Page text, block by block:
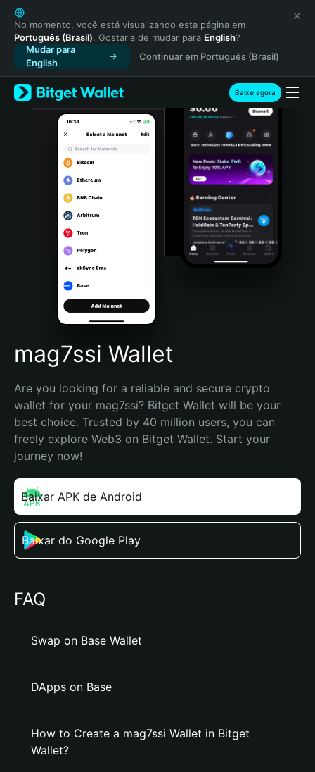
English
日本語
Tiếng Việt
Русский
Español (Latinoamérica)
Türkçe
Italiano
Português (Portugal)
Bahasa Indonesia
Português (Brasil)
Español (Argentina)
No momento, você está visualizando esta página em
Português (Brasil). Gostaria de mudar para English?
Mudar para
English
Continuar em Português (Brasil)
Baixe agora
mag7ssi Wallet
Are you looking for a reliable and secure crypto
wallet for your mag7ssi? Bitget Wallet will be your
best choice. Trusted by 40 million users, you can
freely explore Web3 on Bitget Wallet. Start your
journey now!
Baixar APK de Android
Baixar do Google Play
FAQ
Swap on Base Wallet
DApps on Base
How to Create a mag7ssi Wallet in Bitget
Wallet?